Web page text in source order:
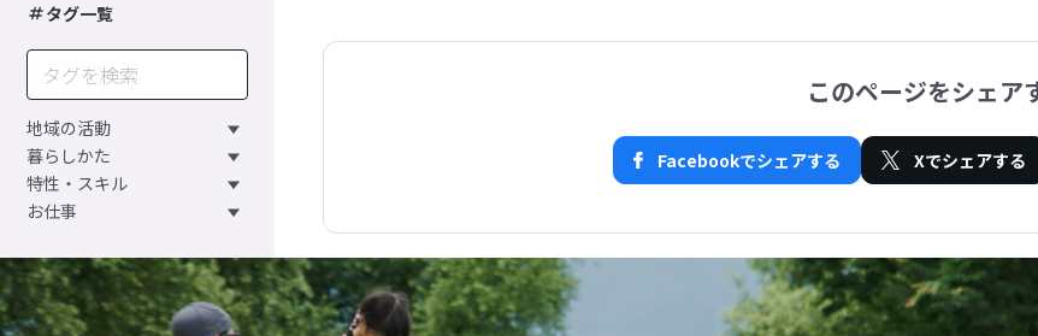
タグ一覧
地域の活動
暮らしかた
特性・スキル
お仕事
このページをシェア
Facebookでシェアする Xでシェアする